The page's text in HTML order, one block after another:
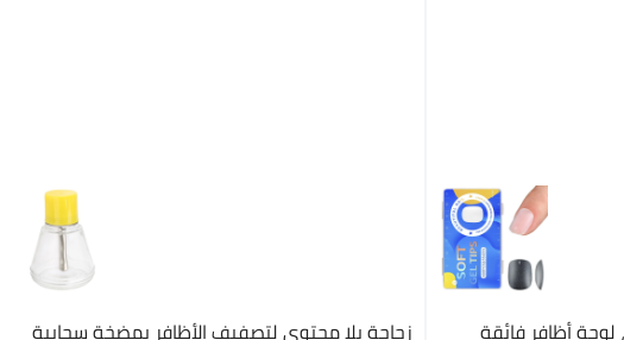
أظافر فائقة زجاجة بلا محتوى لتصفيف الأظافر بمضخة سحابية